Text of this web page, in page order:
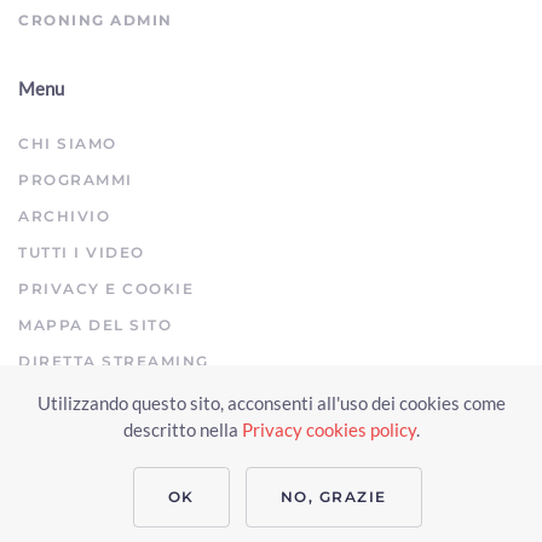
CRONING ADMIN
Menu
CHI SIAMO
PROGRAMMI
ARCHIVIO
TUTTI I VIDEO
PRIVACY E COOKIE
MAPPA DEL SITO
DIRETTA STREAMING
Copyright © 2023 Arezzo TV. Tutti i diritti riservati.
drone
applicativo video yutub 2023 by clickandfly
Utilizzando questo sito, acconsenti all'uso dei cookies come
descritto nella Privacy cookies policy.
OK NO, GRAZIE